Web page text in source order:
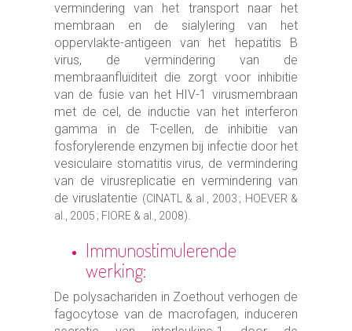
vermindering van het transport naar het
membraan en de sialylering van het
oppervlakte-antigeen van het hepatitis B
virus, de vermindering van de
membraanfluïditeit die zorgt voor inhibitie
van de fusie van het HIV-1 virusmembraan
met de cel, de inductie van het interferon
gamma in de T-cellen, de inhibitie van
fosforylerende enzymen bij infectie door het
vesiculaire stomatitis virus, de vermindering
van de virusreplicatie en vermindering van
de viruslatentie (CINATL & al., 2003 ; HOEVER &
al., 2005 ; FIORE & al., 2008).
Immunostimulerende
werking:
De polysachariden in Zoethout verhogen de
fagocytose van de macrofagen, induceren